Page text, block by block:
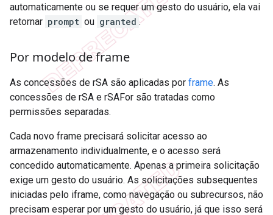
automaticamente ou se requer um gesto do usuário, ela vai
retornar prompt ou granted .
Por modelo de frame
As concessões de rSA são aplicadas por frame. As
concessões de rSA e rSAFor são tratadas como
permissões separadas.
Cada novo frame precisará solicitar acesso ao
armazenamento individualmente, e o acesso será
concedido automaticamente. Apenas a primeira solicitação
exige um gesto do usuário. As solicitações subsequentes
iniciadas pelo iframe, como navegação ou subrecursos, não
precisam esperar por um gesto do usuário, já que isso será